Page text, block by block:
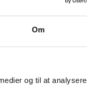
Om
og til at analysere